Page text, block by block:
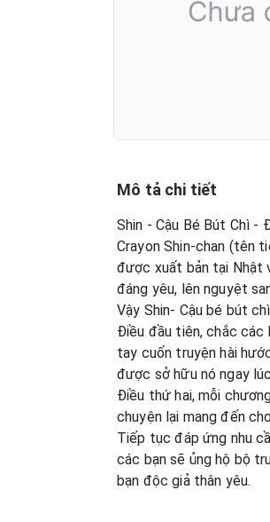
Mô tả chi tiết
Shin - Cậu Bé Bút Chì -
Crayon Shin-chan (tên
được xuất bản tại Nhật
đáng yêu, lên nguyệt
Vậy Shin- Cậu bé bút
Điều đầu tiên, chắc
tay cuốn truyện hài
được sở hữu nó ngay
Điều thứ hai, mỗi
chuyện lại mang đến
Tiếp tục đáp ứng nhu
các bạn sẽ ủng hộ bộ
bạn độc giả thân yêu.